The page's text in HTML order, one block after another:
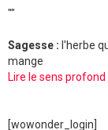
""
Sagesse : l'herbe
mange
Lire le sens
[wowonder_login]